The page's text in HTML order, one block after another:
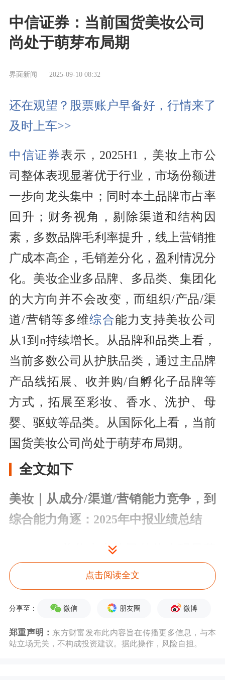
中信证券：当前国货美妆公司
尚处于萌芽布局期
界面新闻 2025-09-10 08:32
还在观望？股票账户早备好，行情来了
及时上车>>
中信证券表示，2025H1，美妆上市公
司整体表现显著优于行业，市场份额进
一步向龙头集中；同时本土品牌市占率
回升；财务视角，剔除渠道和结构因
素，多数品牌毛利率提升，线上营销推
广成本高企，毛销差分化，盈利情况分
化。美妆企业多品牌、多品类、集团化
的大方向并不会改变，而组织/产品/渠
道/营销等多维综合能力支持美妆公司
从1到n持续增长。从品牌和品类上看，
当前多数公司从护肤品类，通过主品牌
产品线拓展、收并购/自孵化子品牌等
方式，拓展至彩妆、香水、洗护、母
婴、驱蚊等品类。从国际化上看，当前
国货美妆公司尚处于萌芽布局期。
全文如下
美妆｜从成分/渠道/营销能力竞争，到
综合能力角逐：2025年中报业绩总结
2025H1，美妆上市公司整体表现显著
优于行业，市场份额进一步向龙头集
中；同时本土品牌市占率回升；财务视
角，剔除渠道和结构因素，多数品牌毛
利率提升，线上营销推广成本高企，毛
点击阅读全文
分享至： 微信 朋友圈 微博
郑重声明： 东方财富发布此内容旨在传播更多信息，与本
站立场无关，不构成投资建议。据此操作，风险自担。